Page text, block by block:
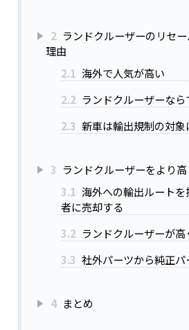
2 ランドクルーザーのリセ
理由
2.1 海外で人気が高い
2.2 ランドクルーザーな
2.3 新車は輸出規制の対象
3 ランドクルーザーをより
3.1 海外への輸出ルート
者に売却する
3.2 ランドクルーザーが高
3.3 社外パーツから純正
4 まとめ